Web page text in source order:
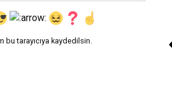
bu tarayıcıya kaydedilsin.